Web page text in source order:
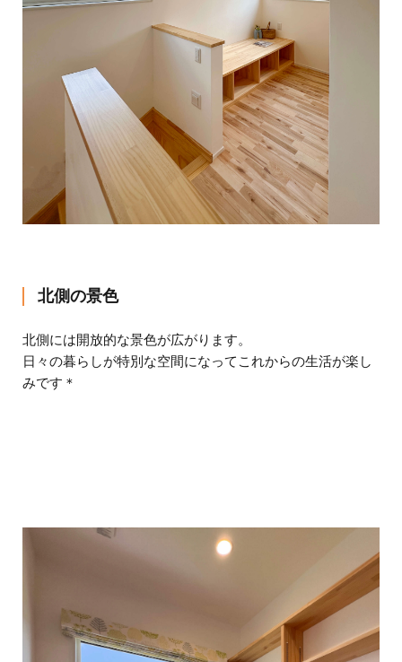
北側の景色
北側には開放的な景色が広がります。
日々の暮らしが特別な空間になってこれからの生活が楽し
みです＊